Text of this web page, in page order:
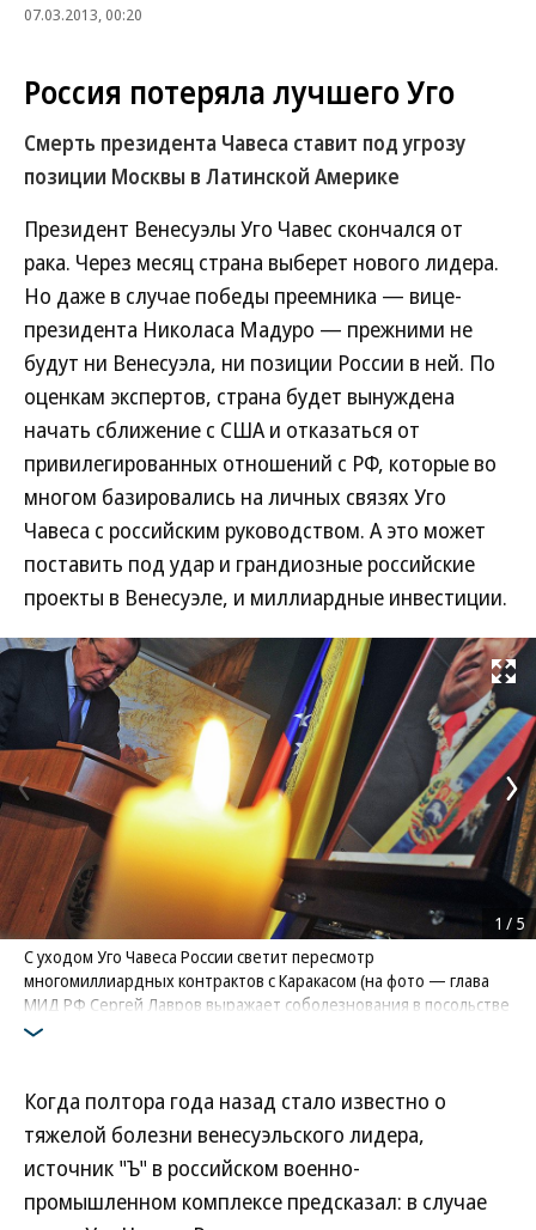
07.03.2013, 00:20
Россия потеряла лучшего Уго
Смерть президента Чавеса ставит под угрозу
позиции Москвы в Латинской Америке
Президент Венесуэлы Уго Чавес скончался от
рака. Через месяц страна выберет нового лидера.
Но даже в случае победы преемника — вице-
президента Николаса Мадуро — прежними не
будут ни Венесуэла, ни позиции России в ней. По
оценкам экспертов, страна будет вынуждена
начать сближение с США и отказаться от
привилегированных отношений с РФ, которые во
многом базировались на личных связях Уго
Чавеса с российским руководством. А это может
поставить под удар и грандиозные российские
проекты в Венесуэле, и миллиардные инвестиции.
Развернуть
С уходом Уго Чавеса России светит пересмотр
многомиллиардных контрактов с Каракасом (на фото — глава
МИД РФ Сергей Лавров выражает соболезнования в посольстве
Венесуэлы)
1 / 5
Когда полтора года назад стало известно о
тяжелой болезни венесуэльского лидера,
источник "Ъ" в российском военно-
промышленном комплексе предсказал: в случае